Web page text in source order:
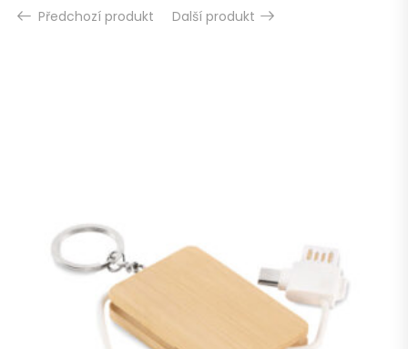
Předchozí produkt
Další produkt